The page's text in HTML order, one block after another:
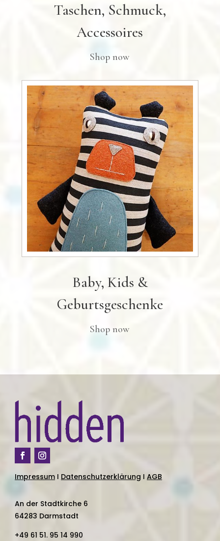
Taschen, Schmuck,
Accessoires
Shop now
Baby, Kids &
Geburtsgeschenke
Shop now
Impressum I Datenschutzerklärung I AGB
An der Stadtkirche 6
64283 Darmstadt
+49 61 51. 95 14 990